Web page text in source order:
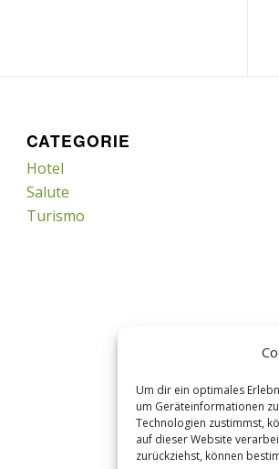
Um dir ein optimales
um Geräteinformationen
Technologien zustimmst,
auf dieser Website
zurückziehst, können
CATEGORIE
Hotel
Salute
Turismo